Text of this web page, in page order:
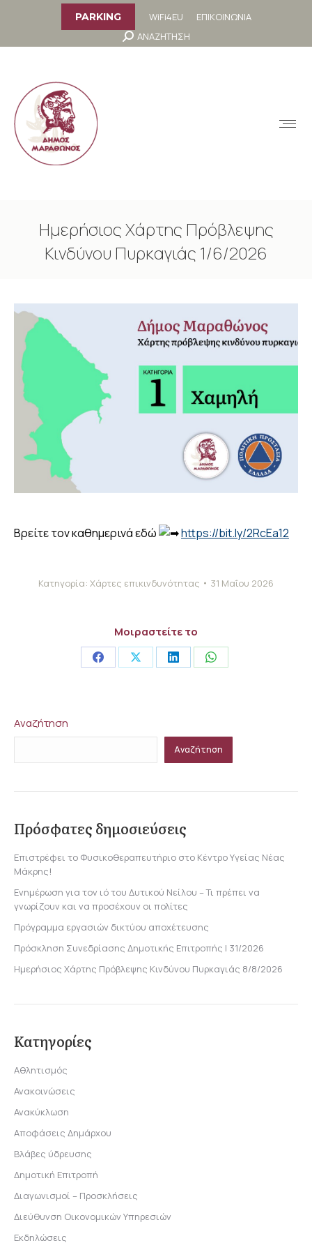
PARKING WiFi4EU
ΕΠΙΚΟΙΝΩΝΙΑ
Search:
ΑΝΑΖΗΤΗΣΗ
Ημερήσιος Χάρτης Πρόβλεψης
Κινδύνου Πυρκαγιάς 1/6/2026
Βρείτε τον καθημερινά εδώ https://bit.ly/2RcEa12
Κατηγορία: Χάρτες επικινδυνότητας 31 Μαΐου 2026
Μοιραστείτε το
Share Share Share Share
Αναζήτηση
Αναζήτηση
Πρόσφατες δημοσιεύσεις
Επιστρέφει το Φυσικοθεραπευτήριο στο Κέντρο Υγείας Νέας
Μάκρης!
Ενημέρωση για τον ιό του Δυτικού Νείλου – Τι πρέπει να
γνωρίζουν και να προσέχουν οι πολίτες
Πρόγραμμα εργασιών δικτύου αποχέτευσης
Πρόσκληση Συνεδρίασης Δημοτικής Επιτροπής | 31/2026
Ημερήσιος Χάρτης Πρόβλεψης Κινδύνου Πυρκαγιάς 8/8/2026
Κατηγορίες
Αθλητισμός
Ανακοινώσεις
Ανακύκλωση
Αποφάσεις Δημάρχου
Βλάβες ύδρευσης
Δημοτική Επιτροπή
Διαγωνισμοί – Προσκλήσεις
Διεύθυνση Οικονομικών Υπηρεσιών
Εκδηλώσεις